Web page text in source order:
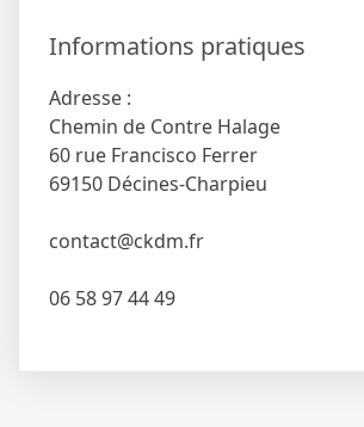
Informations pratiques
Adresse :
Chemin de Contre Halage
60 rue Francisco Ferrer
69150 Décines-Charpieu
contact@ckdm.fr
06 58 97 44 49